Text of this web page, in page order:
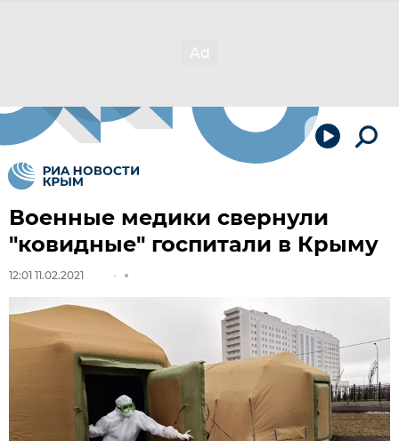
Военные медики свернули
"ковидные" госпитали в Крыму
12:01 11.02.2021